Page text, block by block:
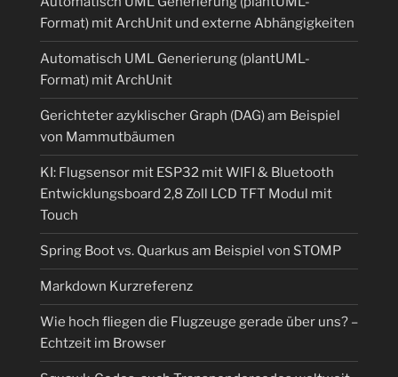
Format) mit ArchUnit und externe Abhängigkeiten
Automatisch UML Generierung (plantUML-
Format) mit ArchUnit
Gerichteter azyklischer Graph (DAG) am Beispiel
von Mammutbäumen
KI: Flugsensor mit ESP32 mit WIFI & Bluetooth
Entwicklungsboard 2,8 Zoll LCD TFT Modul mit
Touch
Spring Boot vs. Quarkus am Beispiel von STOMP
Markdown Kurzreferenz
Wie hoch fliegen die Flugzeuge gerade über uns? –
Echtzeit im Browser